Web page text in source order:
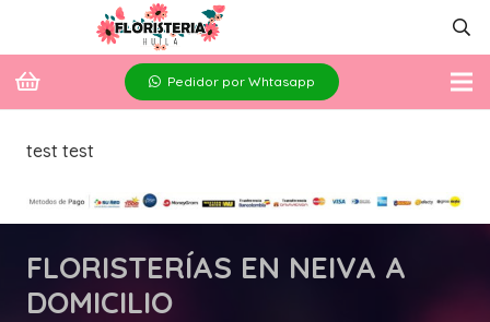
Pedidor por Whtasapp
test test
FLORISTERÍAS EN NEIVA A
DOMICILIO